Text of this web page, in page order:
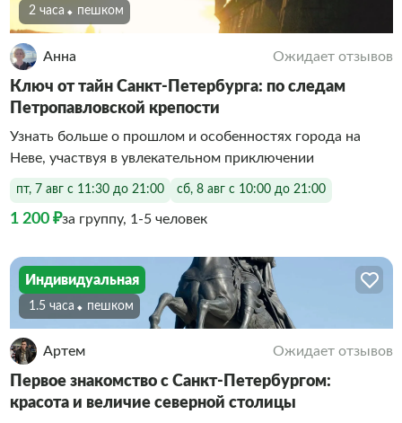
2 часа Пешком
Анна Ожидает отзывов
Ключ от тайн Санкт-Петербурга: по следам
Петропавловской крепости
Узнать больше о прошлом и особенностях города на
Неве, участвуя в увлекательном приключении
пт, 7 авг с 11:30 до 21:00 сб, 8 авг с 10:00 до 21:00
1 200 ₽за группу, 1-5 человек
Индивидуальная
1.5 часа Пешком
Артем Ожидает отзывов
Первое знакомство с Санкт-Петербургом:
красота и величие северной столицы